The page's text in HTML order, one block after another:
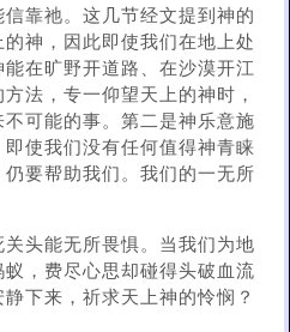
靠祂。这几节经文提到神的
神，因此即使我们在地上处
在旷野开道路、在沙漠开江
法，专一仰望天上的神时，
可能的事。第二是神乐意施
使我们没有任何值得神青睐
要帮助我们。我们的一无所
头能无所畏惧。当我们为地
蚁，费尽心思却碰得头破血流
下来，祈求天上神的怜悯？